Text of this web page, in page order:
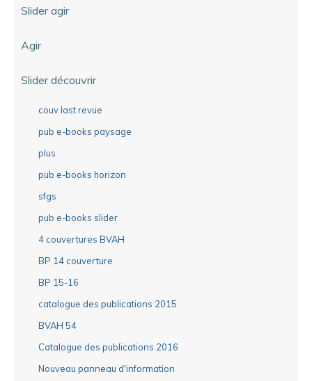
Slider agir
Agir
Slider découvrir
couv last revue
pub e-books paysage
plus
pub e-books horizon
sfgs
pub e-books slider
4 couvertures BVAH
BP 14 couverture
BP 15-16
catalogue des publications 2015
BVAH 54
Catalogue des publications 2016
Nouveau panneau d'information